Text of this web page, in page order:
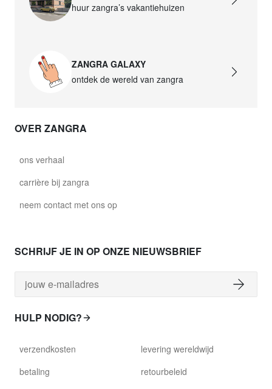
huur zangra’s vakantiehuizen
ZANGRA GALAXY
ontdek de wereld van zangra
OVER ZANGRA
ons verhaal
carrière bij zangra
neem contact met ons op
SCHRIJF JE IN OP ONZE NIEUWSBRIEF
HULP NODIG?
verzendkosten
betaling
levering wereldwijd
retourbeleid